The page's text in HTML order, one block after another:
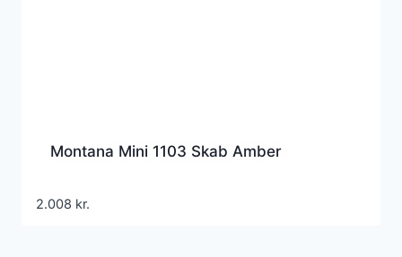
Montana Mini 1103 Skab Amber
2.008 kr.